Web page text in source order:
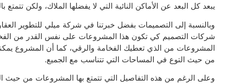
يبعد كل البعد عن الأماكن النائية التي لا يفضلها الملاك، ولكن
وبالنسبة إلى التصميمات بفضل خبرتنا في شركة ميلي للتطوير
شركات التصميم كي تكون هذا المشروعات على نفس القدر من
المشروعات من الذي تعطيك الفخامة والرقي، كما أن المشروع
من حيث التوع في المساحات التي تتناسب مع الجميع.
وعلى الرغم من هذه التفاصيل التي تتمتع بها المشروعات من حيث